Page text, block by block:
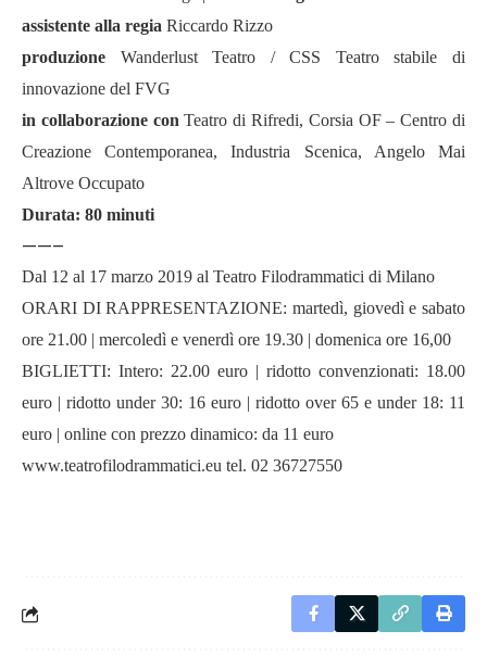
assistente alla regia Riccardo Rizzo
produzione Wanderlust Teatro / CSS Teatro stabile di
innovazione del FVG
in collaborazione con Teatro di Rifredi, Corsia OF – Centro di
Creazione Contemporanea, Industria Scenica, Angelo Mai
Altrove Occupato
Durata: 80 minuti
——–
Dal 12 al 17 marzo 2019 al Teatro Filodrammatici di Milano
ORARI DI RAPPRESENTAZIONE: martedì, giovedì e sabato
ore 21.00 | mercoledì e venerdì ore 19.30 | domenica ore 16,00
BIGLIETTI: Intero: 22.00 euro | ridotto convenzionati: 18.00
euro | ridotto under 30: 16 euro | ridotto over 65 e under 18: 11
euro | online con prezzo dinamico: da 11 euro
www.teatrofilodrammatici.eu tel. 02 36727550